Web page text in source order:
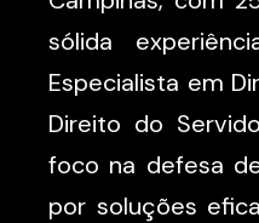
sólida
Especialista em
Direito do
foco na defesa
por soluções